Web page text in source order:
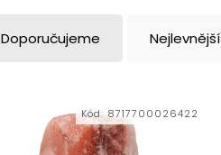
Doporučujeme Nejlevnější
Kód: 8717700026422